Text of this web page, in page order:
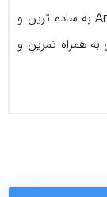
در بخش گرامر برای کودکان: حروف تعریف Articles به ساده ترین و
همراه تمرین و